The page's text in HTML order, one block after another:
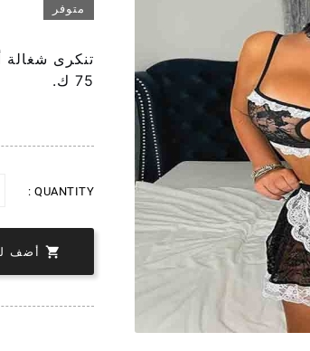
متوفر
تنكرى شغالة
75 ك.
QUANTITY :
 أضف